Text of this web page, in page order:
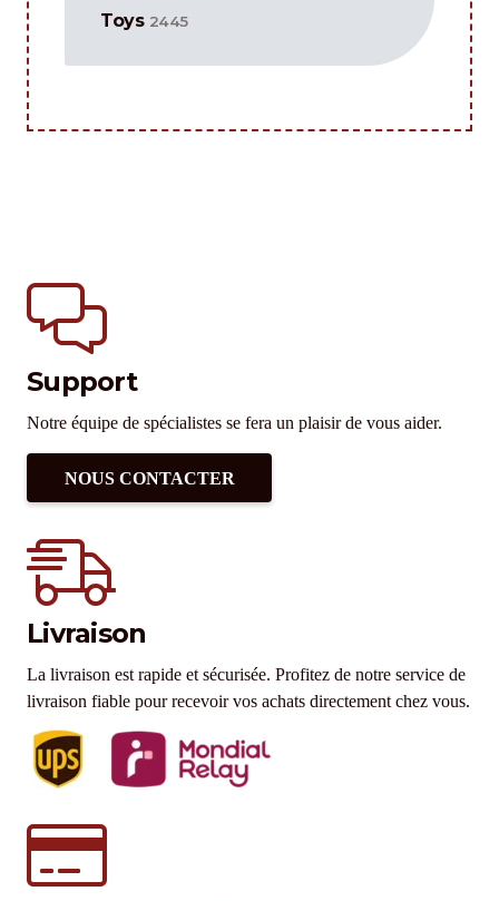
Toys 2445
Support
Notre équipe de spécialistes se fera un plaisir de vous aider.
NOUS CONTACTER
Livraison
La livraison est rapide et sécurisée. Profitez de notre service de
livraison fiable pour recevoir vos achats directement chez vous.